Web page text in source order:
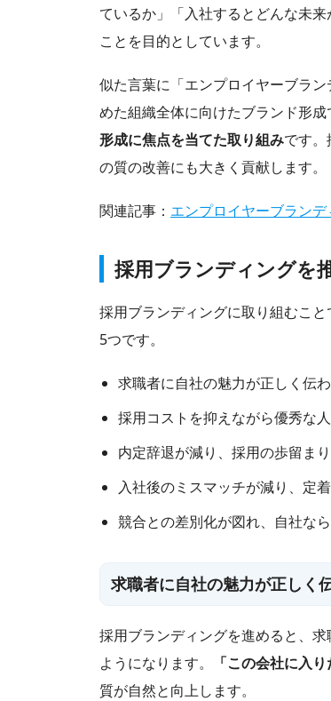
ているか」「入社するとどんな未
ことを目的としています。
似た言葉に「エンプロイヤーブラ
めた組織全体に向けたブランド形
形成に焦点を当てた取り組みです
の質の改善にも大きく貢献します。
関連記事： エンプロイヤーブラン
採用ブランディングを
採用ブランディングに取り組むこ
5つです。
求職者に自社の魅力が正しく伝
採用コストを抑えながら優秀な
内定辞退が減り、採用の歩留ま
入社後のミスマッチが減り、定
競合との差別化が図れ、自社な
求職者に自社の魅力が正しく
採用ブランディングを進めると、
ようになります。
「この会社に入
質が自然と向上します。